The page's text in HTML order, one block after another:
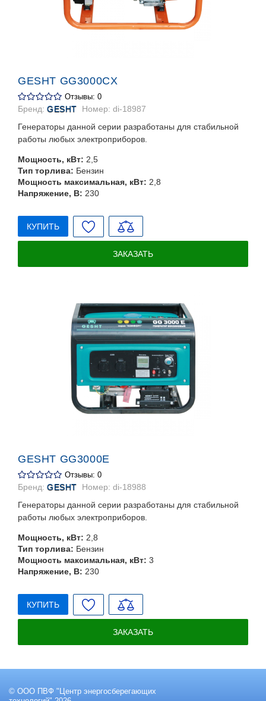
GESHT GG3000CX
Отзывы: 0
Бренд: GESHT Номер: di-18987
Генераторы данной серии разработаны для стабильной
работы любых электроприборов.
Мощность, кВт: 2,5
Тип торлива: Бензин
Мощность максимальная, кВт: 2,8
Напряжение, В: 230
КУПИТЬ
ЗАКАЗАТЬ
GESHT GG3000E
Отзывы: 0
Бренд: GESHT Номер: di-18988
Генераторы данной серии разработаны для стабильной
работы любых электроприборов.
Мощность, кВт: 2,8
Тип торлива: Бензин
Мощность максимальная, кВт: 3
Напряжение, В: 230
КУПИТЬ
ЗАКАЗАТЬ
© ООО ПВФ "Центр энергосберегающих